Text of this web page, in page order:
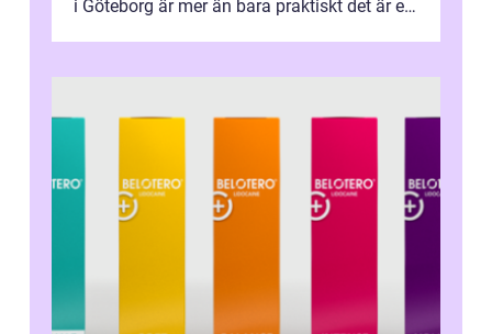
i Göteborg är mer än bara praktiskt det är ett